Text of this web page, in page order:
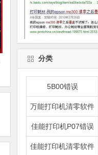
分类
5B00错误
万能打印机清零软件
佳能打印机P07错误
佳能打印机清零软件